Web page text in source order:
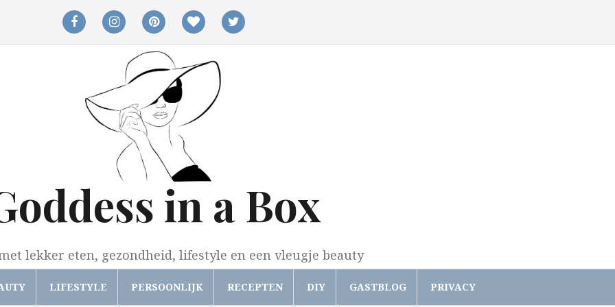
facebookinstagrampinterestbloglovintwitter
in a Box
lekker eten, gezondheid, lifestyle en een vleugje beauty
LIFESTYLE PERSOONLIJK RECEPTEN DIY GASTBLOG PRIVACY